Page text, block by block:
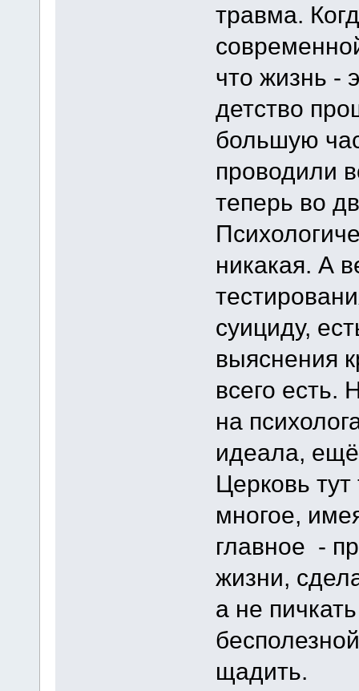
травма.
что жизнь -
детство
большую
проводили
теперь во
никакая. А
суициду,
выяснения
всего есть.
на
идеала, ещё
Церковь
многое,
главное -
жизни,
а не
щадить.